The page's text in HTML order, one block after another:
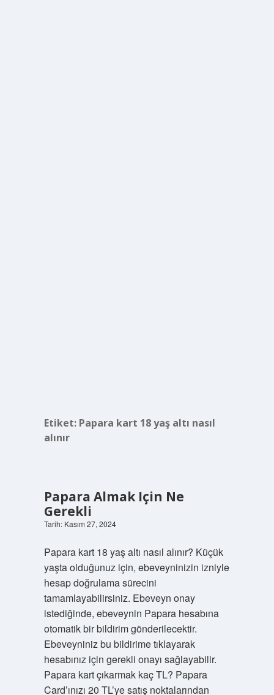
Etiket: Papara kart 18 yaş altı nasıl
alınır
Papara Almak Için Ne
Gerekli
Tarih: Kasım 27, 2024
Papara kart 18 yaş altı nasıl alınır? Küçük
yaşta olduğunuz için, ebeveyninizin izniyle
hesap doğrulama sürecini
tamamlayabilirsiniz. Ebeveyn onay
istediğinde, ebeveynin Papara hesabına
otomatik bir bildirim gönderilecektir.
Ebeveyniniz bu bildirime tıklayarak
hesabınız için gerekli onayı sağlayabilir.
Papara kart çıkarmak kaç TL? Papara
Card’ınızı 20 TL’ye satış noktalarından